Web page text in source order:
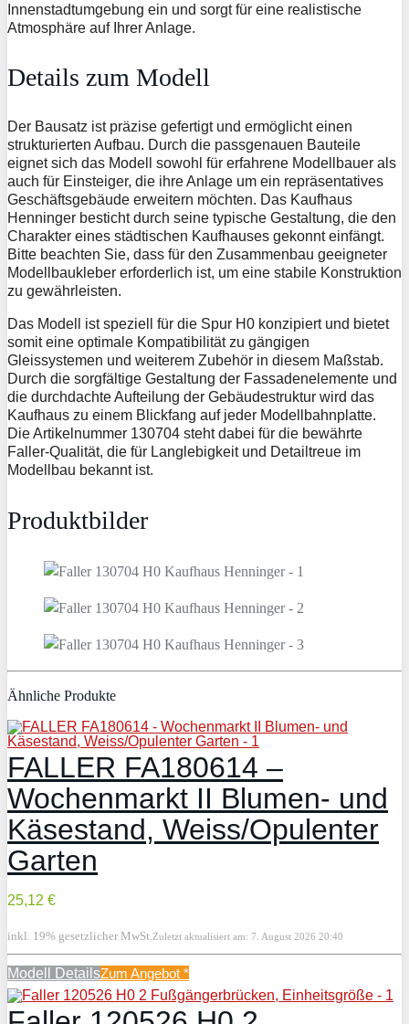
Innenstadtumgebung ein und sorgt für eine realistische
Atmosphäre auf Ihrer Anlage.
Details zum Modell
Der Bausatz ist präzise gefertigt und ermöglicht einen
strukturierten Aufbau. Durch die passgenauen Bauteile
eignet sich das Modell sowohl für erfahrene Modellbauer als
auch für Einsteiger, die ihre Anlage um ein repräsentatives
Geschäftsgebäude erweitern möchten. Das Kaufhaus
Henninger besticht durch seine typische Gestaltung, die den
Charakter eines städtischen Kaufhauses gekonnt einfängt.
Bitte beachten Sie, dass für den Zusammenbau geeigneter
Modellbaukleber erforderlich ist, um eine stabile Konstruktion
zu gewährleisten.
Das Modell ist speziell für die Spur H0 konzipiert und bietet
somit eine optimale Kompatibilität zu gängigen
Gleissystemen und weiterem Zubehör in diesem Maßstab.
Durch die sorgfältige Gestaltung der Fassadenelemente und
die durchdachte Aufteilung der Gebäudestruktur wird das
Kaufhaus zu einem Blickfang auf jeder Modellbahnplatte.
Die Artikelnummer 130704 steht dabei für die bewährte
Faller-Qualität, die für Langlebigkeit und Detailtreue im
Modellbau bekannt ist.
Produktbilder
Ähnliche Produkte
FALLER FA180614 –
Wochenmarkt II Blumen- und
Käsestand, Weiss/Opulenter
Garten
25,12 €
inkl. 19% gesetzlicher MwSt. Zuletzt aktualisiert am: 7. August 2026 20:40
Modell DetailsZum Angebot *